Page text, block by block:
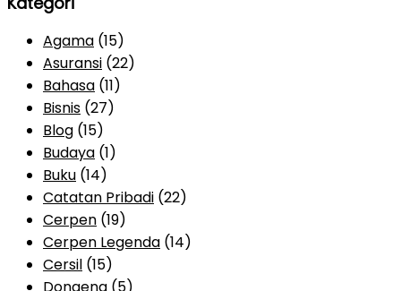
Agama (15)
Asuransi (22)
Bahasa (11)
Bisnis (27)
Blog (15)
Budaya (1)
Buku (14)
Catatan Pribadi (22)
Cerpen (19)
Cerpen Legenda (14)
Cersil (15)